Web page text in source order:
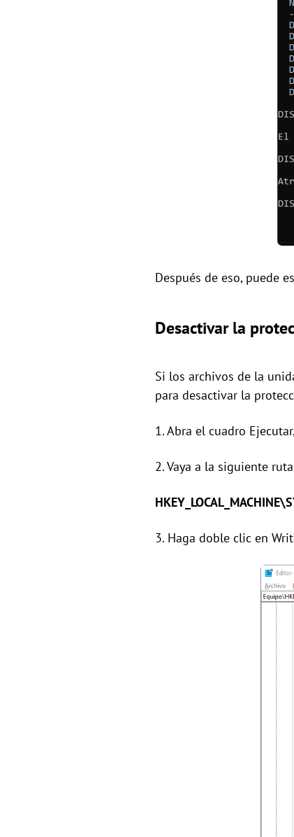
Después de eso, puede
Desactivar la
Si los archivos de la
para desactivar la
1. Abra el cuadro
2. Vaya a la siguiente ruta
3. Haga doble clic en